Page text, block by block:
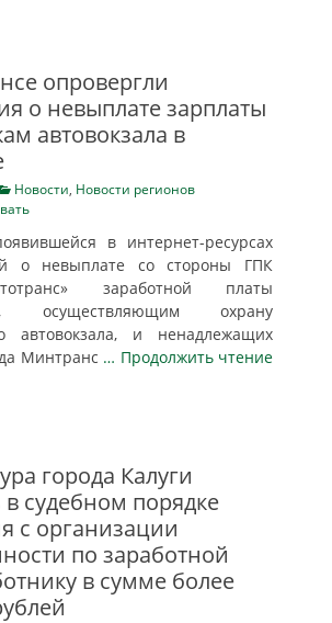
опровергли
о невыплате зарплаты
автовокзала в
Categories
Новости, Новости регионов
в интернет-ресурсах
о невыплате со стороны ГПК
заработной платы
осуществляющим охрану
автовокзала, и ненадлежащих
Минтранс … Продолжить чтение
города Калуги
судебном порядке
с организации
по заработной
в сумме более